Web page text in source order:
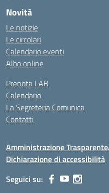
Novità
Le notizie
Le circolari
Calendario eventi
Albo online
Prenota LAB
Calendario
La Segreteria Comunica
Contatti
Amministrazione Trasparente
Dichiarazione di accessibilità
Seguici su: